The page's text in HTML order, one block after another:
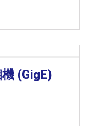
(GigE)